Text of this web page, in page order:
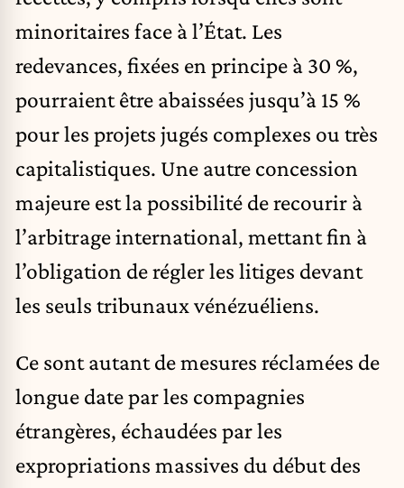
minoritaires face à l’État. Les
redevances, fixées en principe à 30 %,
pourraient être abaissées jusqu’à 15 %
pour les projets jugés complexes ou très
capitalistiques. Une autre concession
majeure est la possibilité de recourir à
l’arbitrage international, mettant fin à
l’obligation de régler les litiges devant
les seuls tribunaux vénézuéliens.
Ce sont autant de mesures réclamées de
longue date par les compagnies
étrangères, échaudées par les
expropriations massives du début des